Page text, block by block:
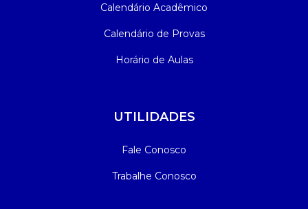
Calendário Acadêmico
Calendário de Provas
Horário de Aulas
UTILIDADES
Fale Conosco
Trabalhe Conosco